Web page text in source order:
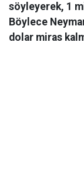
söyleyerek, 1
Böylece
dolar miras